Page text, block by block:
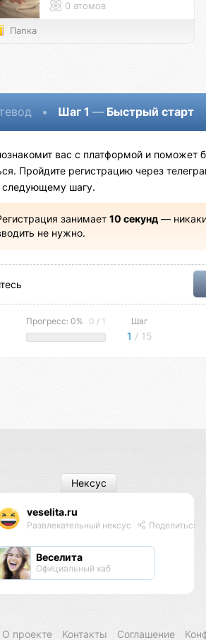
0 атомов
Папка
• Шаг 1 — Быстрый старт
вас с платформой и поможет
Пройдите регистрацию через
следующему шагу.
занимает 10 секунд—
не нужно.
Прогресс: 0% 0 / 1 Шаг
1 / 15
veselita.ru
Развлекательный нексус Поделиться
Веселита
Официальный хаб
Нексус
О проекте Контакты Соглашение